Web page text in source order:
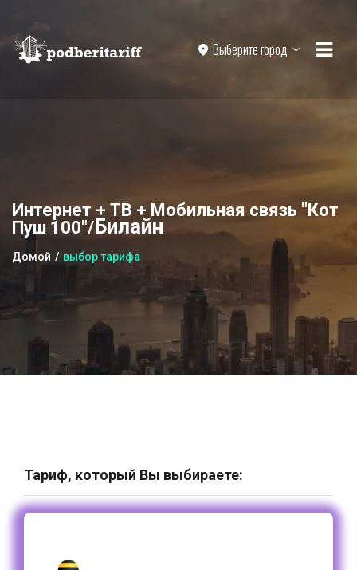
Выберите город
Интернет + ТВ + Мобильная связь "Кот
Пуш 100"/Билайн
Домой выбор тарифа
Тариф, который Вы выбираете: